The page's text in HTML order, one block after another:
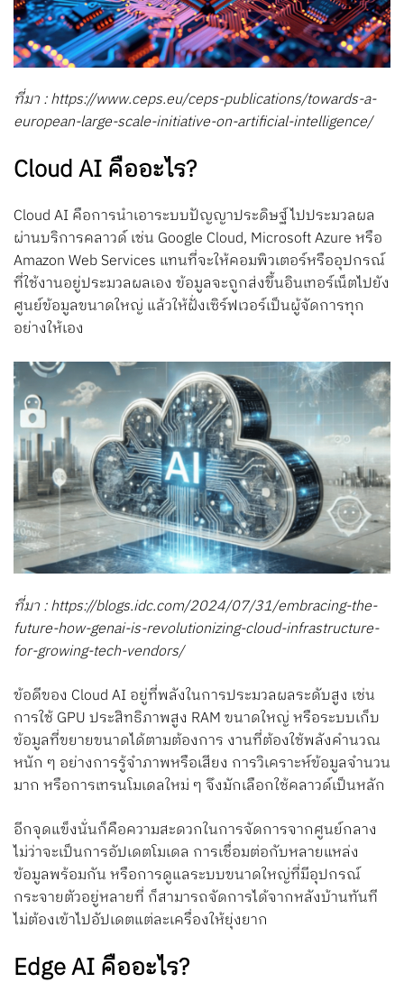
ที่มา : https://www.ceps.eu/ceps-publications/towards-a-
european-large-scale-initiative-on-artificial-intelligence/
Cloud AI คืออะไร?
Cloud AI คือการนำเอาระบบปัญญาประดิษฐ์ไปประมวลผล
ผ่านบริการคลาวด์ เช่น Google Cloud, Microsoft Azure หรือ
Amazon Web Services แทนที่จะให้คอมพิวเตอร์หรืออุปกรณ์
ที่ใช้งานอยู่ประมวลผลเอง ข้อมูลจะถูกส่งขึ้นอินเทอร์เน็ตไปยัง
ศูนย์ข้อมูลขนาดใหญ่ แล้วให้ฝั่งเซิร์ฟเวอร์เป็นผู้จัดการทุก
อย่างให้เอง
ที่มา : https://blogs.idc.com/2024/07/31/embracing-the-
future-how-genai-is-revolutionizing-cloud-infrastructure-
for-growing-tech-vendors/
ข้อดีของ Cloud AI อยู่ที่พลังในการประมวลผลระดับสูง เช่น
การใช้ GPU ประสิทธิภาพสูง RAM ขนาดใหญ่ หรือระบบเก็บ
ข้อมูลที่ขยายขนาดได้ตามต้องการ งานที่ต้องใช้พลังคำนวณ
หนัก ๆ อย่างการรู้จำภาพหรือเสียง การวิเคราะห์ข้อมูลจำนวน
มาก หรือการเทรนโมเดลใหม่ ๆ จึงมักเลือกใช้คลาวด์เป็นหลัก
อีกจุดแข็งนั่นก็คือความสะดวกในการจัดการจากศูนย์กลาง
ไม่ว่าจะเป็นการอัปเดตโมเดล การเชื่อมต่อกับหลายแหล่ง
ข้อมูลพร้อมกัน หรือการดูแลระบบขนาดใหญ่ที่มีอุปกรณ์
กระจายตัวอยู่หลายที่ ก็สามารถจัดการได้จากหลังบ้านทันที
ไม่ต้องเข้าไปอัปเดตแต่ละเครื่องให้ยุ่งยาก
Edge AI คืออะไร?